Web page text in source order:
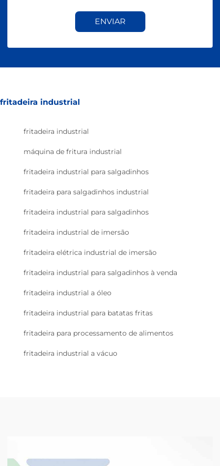
ENVIAR
fritadeira industrial
fritadeira industrial
máquina de fritura industrial
fritadeira industrial para salgadinhos
fritadeira para salgadinhos industrial
fritadeira industrial para salgadinhos
fritadeira industrial de imersão
fritadeira elétrica industrial de imersão
fritadeira industrial para salgadinhos à venda
fritadeira industrial a óleo
fritadeira industrial para batatas fritas
fritadeira para processamento de alimentos
fritadeira industrial a vácuo